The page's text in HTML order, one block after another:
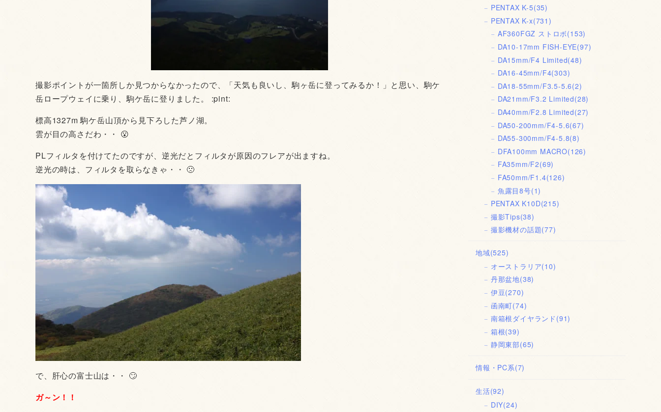
撮影ポイントが一箇所しか見つからなかったので、「天気も良いし、駒ヶ岳に登ってみるか！」と思い、駒ケ
岳ロープウェイに乗り、駒ケ岳に登りました。 :pint:
標高1327m 駒ケ岳山頂から見下ろした芦ノ湖。
雲が目の高さだわ・・ 😮
PLフィルタを付けてたのですが、逆光だとフィルタが原因のフレアが出ますね。
逆光の時は、フィルタを取らなきゃ・・ 🙁
で、肝心の富士山は・・ 🙄
ガ～ン！！
PENTAX K-5(35)
PENTAX K-x(731)
AF360FGZ ストロボ(153)
DA10-17mm FISH-EYE(97)
DA15mm/F4 Limited(48)
DA16-45mm/F4(303)
DA18-55mm/F3.5-5.6(2)
DA21mm/F3.2 Limited(28)
DA40mm/F2.8 Limited(27)
DA50-200mm/F4-5.6(67)
DA55-300mm/F4-5.8(8)
DFA100mm MACRO(126)
FA35mm/F2(69)
FA50mm/F1.4(126)
魚露目8号(1)
PENTAX K10D(215)
撮影Tips(38)
撮影機材の話題(77)
地域(525)
オーストラリア(10)
丹那盆地(38)
伊豆(270)
函南町(74)
南箱根ダイヤランド (91)
箱根(39)
静岡東部(65)
情報・PC系(7)
生活(92)
DIY(24)